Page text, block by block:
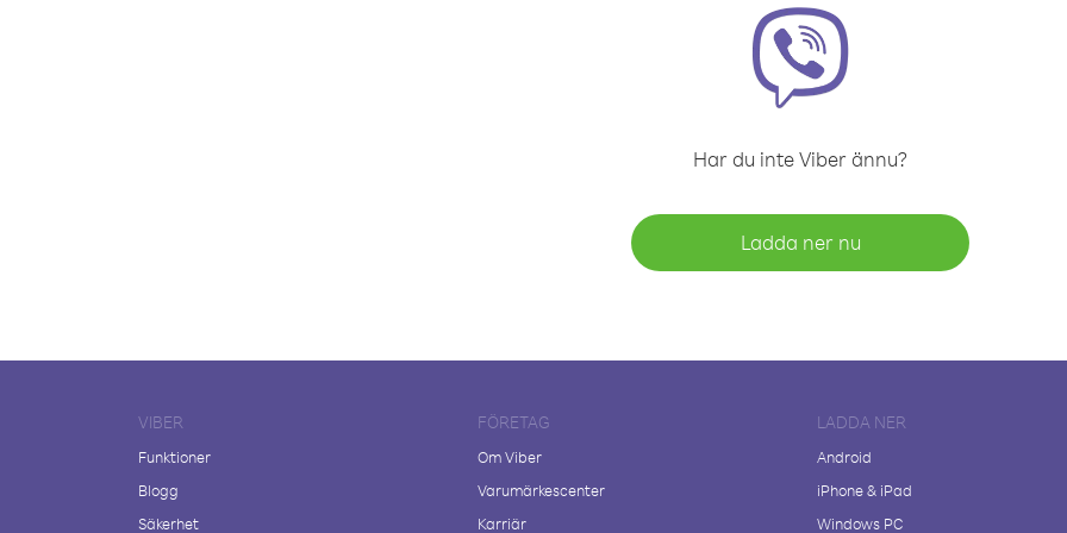
Har du inte Viber ännu?
Ladda ner nu
VIBER
Funktioner
Blogg
Säkerhet
FÖRETAG
Om Viber
Varumärkescenter
Karriär
LADDA NER
Android
iPhone & iPad
Windows PC